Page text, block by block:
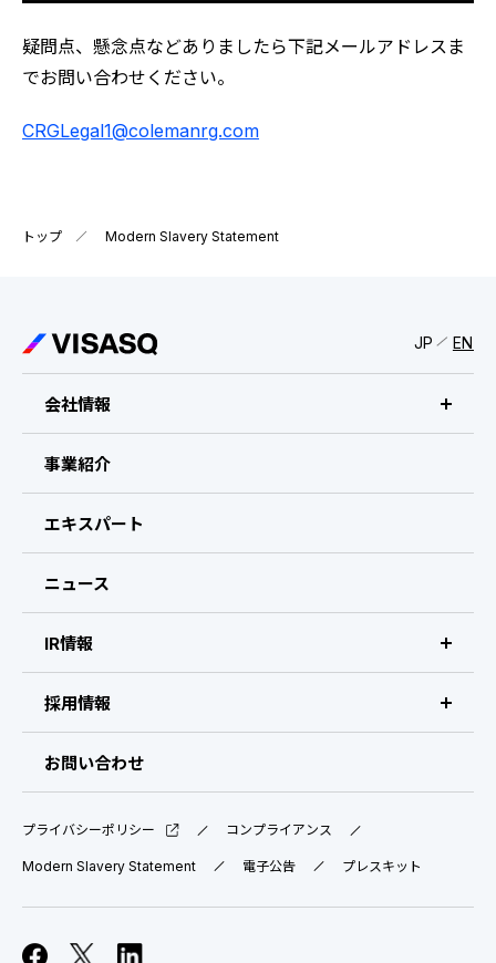
株式について
コーポレート・ガバナンス
ディスクロージャーポリシー
中途採用：ビジネス職・コーポレート職
中途採用：開発職・デザイナー職
疑問点、懸念点などありましたら下記メールアドレスま
でお問い合わせください。
CRGLegal1@colemanrg.com
トップ Modern Slavery Statement
JP EN
会社情報
ビザスクについて
CEOメッセージ
会社概要・拠点
事業紹介
エキスパート
ニュース
IR情報
IR情報 トップ
IRライブラリ
業績ハイライト
株式について
採用情報
採用サイト（日本）
中途採用：ビジネス職・コーポレート職
お問い合わせ
プライバシーポリシー コンプライアンス
Modern Slavery Statement 電子公告 プレスキット